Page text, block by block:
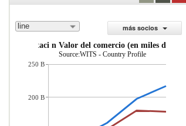
line
más socios
importaci n Valor del comercio (en miles de US$)
Source:WITS - Country Profile
250 B
200 B